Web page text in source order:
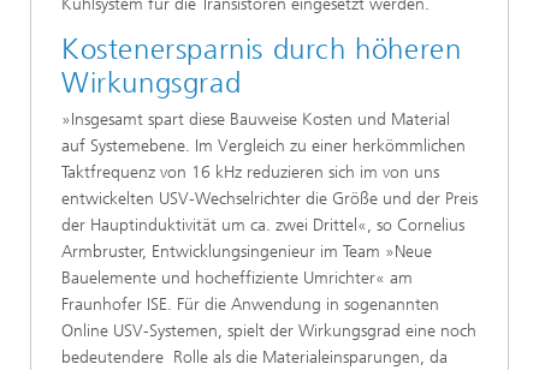
Kühlsystem für die Transistoren eingesetzt werden.
Kostenersparnis durch höheren
Wirkungsgrad
»Insgesamt spart diese Bauweise Kosten und Material
auf Systemebene. Im Vergleich zu einer herkömmlichen
Taktfrequenz von 16 kHz reduzieren sich im von uns
entwickelten USV-Wechselrichter die Größe und der Preis
der Hauptinduktivität um ca. zwei Drittel«, so Cornelius
Armbruster, Entwicklungsingenieur im Team »Neue
Bauelemente und hocheffiziente Umrichter« am
Fraunhofer ISE. Für die Anwendung in sogenannten
Online USV-Systemen, spielt der Wirkungsgrad eine noch
bedeutendere Rolle als die Materialeinsparungen, da